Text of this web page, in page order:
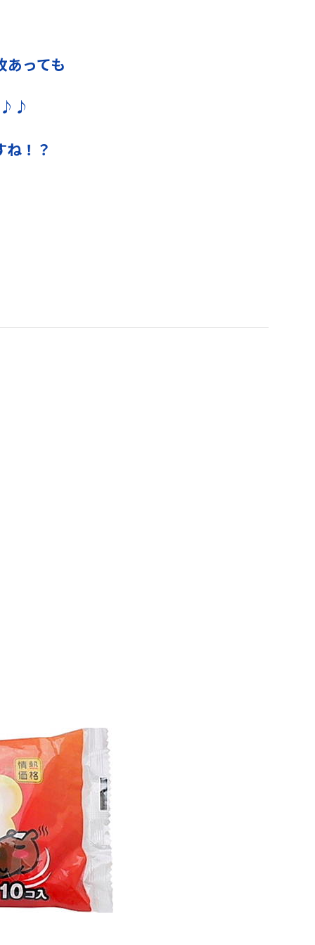
あっても
♪♪
！？